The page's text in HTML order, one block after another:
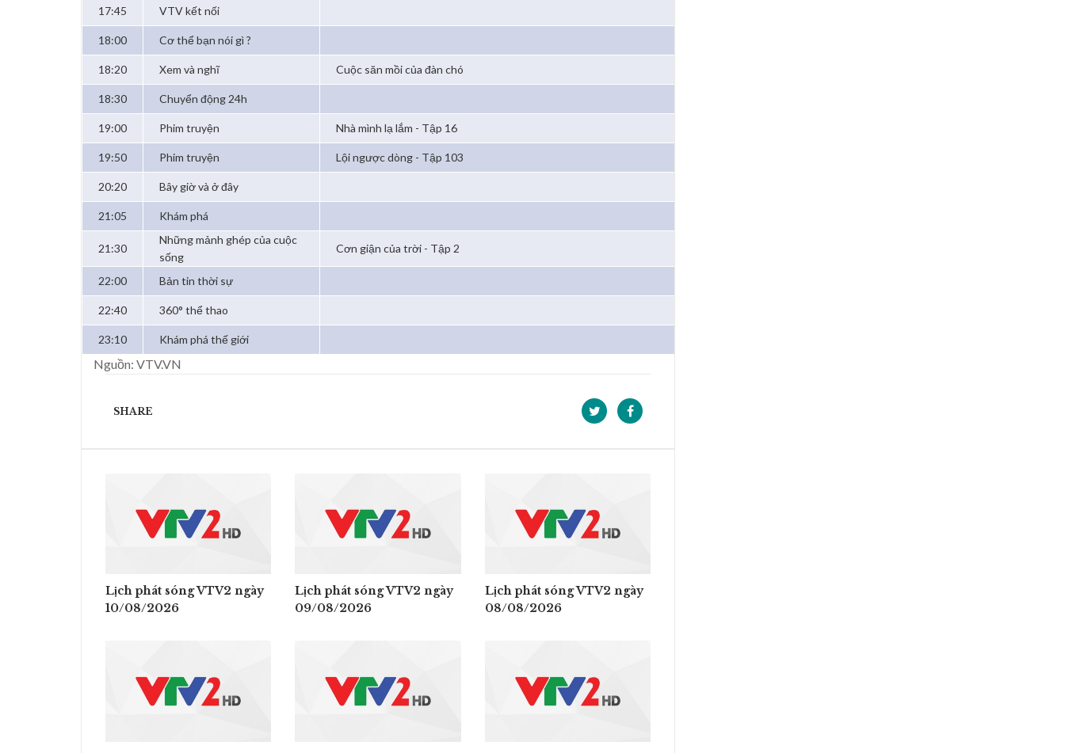
17:45 VTV kết nối
18:00 Cơ thể bạn nói gì ?
18:20 Xem và nghĩ Cuộc săn mồi của đàn chó
18:30 Chuyển động 24h
19:00 Phim truyện Nhà mình lạ lắm - Tập 16
19:50 Phim truyện Lội ngược dòng - Tập 103
20:20 Bây giờ và ở đây
21:05 Khám phá
21:30
Những mảnh ghép của cuộc
sống
Cơn giận của trời - Tập 2
22:00 Bản tin thời sự
22:40 360° thể thao
23:10 Khám phá thế giới
Nguồn: VTV.VN
SHARE
Lịch phát sóng VTV2 ngày
10/08/2026
Lịch phát sóng VTV2 ngày
09/08/2026
Lịch phát sóng VTV2 ngày
08/08/2026